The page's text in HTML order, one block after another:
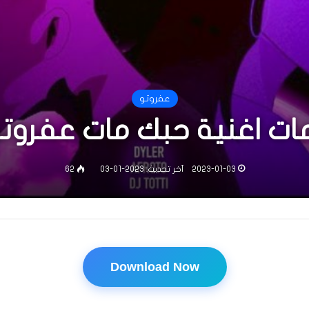
عفروتو
اغنية حبك مات
2023-01-03 آخر تحديث: 2023-01-03 62
Download Now